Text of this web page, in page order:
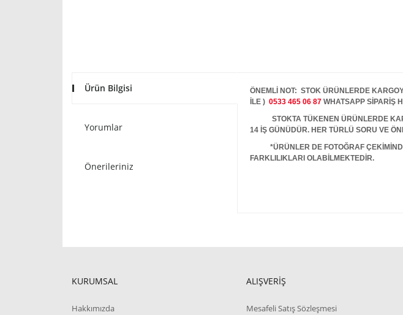
Ürün Bilgisi
Yorumlar
Önerileriniz
ÖNEMLİ NOT: STOK ÜRÜNLERDE
İLE ) 0533 465 06 87 WHATSAPP SİPARİŞ
STOKTA TÜKENEN ÜRÜNLERDE
14 İŞ GÜNÜDÜR. HER TÜRLÜ SORU VE
*ÜRÜNLER DE FOTOĞRAF
FARKLILIKLARI OLABİLMEKTEDİR.
KURUMSAL
Hakkımızda
ALIŞVERİŞ
Mesafeli Satış Sözleşmesi